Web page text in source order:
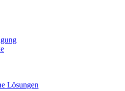
Lösungen